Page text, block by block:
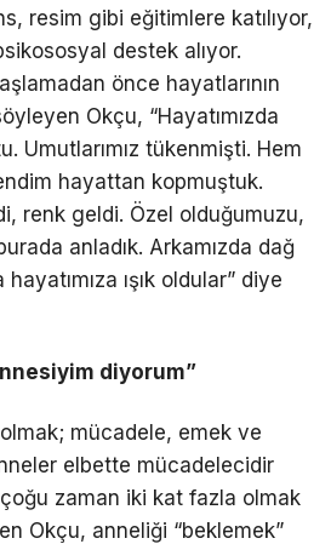
resim gibi eğitimlere katılıyor,
destek alıyor.
önce hayatlarının
Okçu, “Hayatımızda
Umutlarımız tükenmişti. Hem
hayattan kopmuştuk.
renk geldi. Özel olduğumuzu,
burada anladık. Arkamızda dağ
ışık oldular” diye
diyorum”
mücadele, emek ve
elbette mücadelecidir
zaman iki kat fazla olmak
Okçu, anneliği “beklemek”